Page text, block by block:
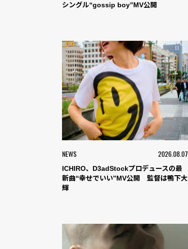
シングル“gossip boy”MV公開
NEWS 2026.08.07
ICHIRO、D3adStockプロデュースの最
新曲“幸せでいい”MV公開 監督は鴨下大
輝